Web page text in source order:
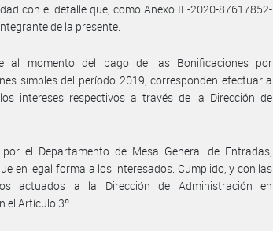
con el detalle que, como Anexo IF-2020-87617852-
de la presente.
al momento del pago de las Bonificaciones por
simples del período 2019, corresponden efectuar a
intereses respectivos a través de la Dirección de
por el Departamento de Mesa General de Entradas,
en legal forma a los interesados. Cumplido, y con las
actuados a la Dirección de Administración en
el Artículo 3º.